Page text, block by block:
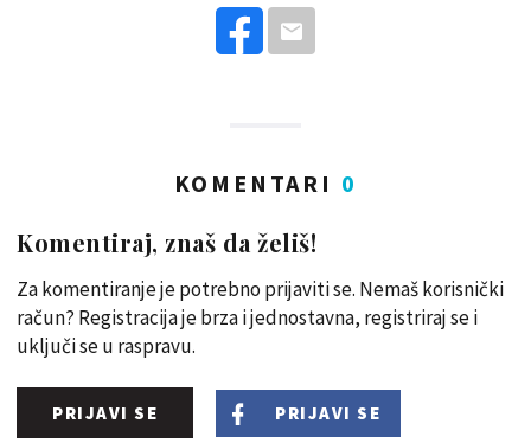
KOMENTARI 0
Komentiraj, znaš da želiš!
Za komentiranje je potrebno prijaviti se. Nemaš korisnički
račun? Registracija je brza i jednostavna, registriraj se i
uključi se u raspravu.
PRIJAVI SE PRIJAVI SE